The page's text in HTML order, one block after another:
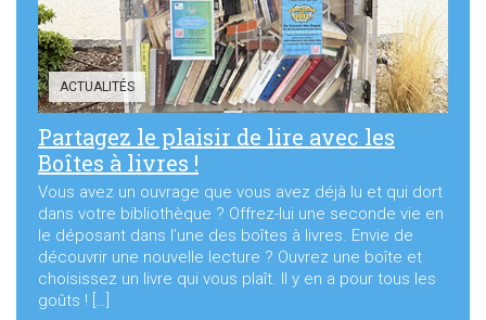
ACTUALITÉS
Partagez le plaisir de lire avec les
Boîtes à livres !
Vous avez un ouvrage que vous avez déjà lu et qui dort
dans votre bibliothèque ? Offrez-lui une seconde vie en
le déposant dans l’une des boîtes à livres. Envie de
découvrir une nouvelle lecture ? Ouvrez une boîte et
choisissez un livre qui vous plaît. Il y en a pour tous les
goûts ! […]